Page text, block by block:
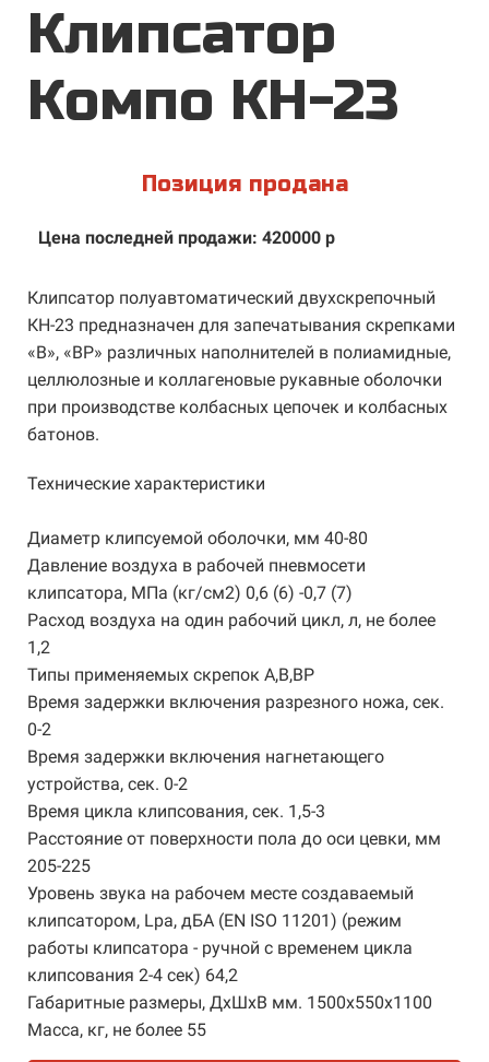
Клипсатор
Компо КН-23
Позиция продана
Цена последней продажи: 420000 р
Клипсатор полуавтоматический двухскрепочный
КН-23 предназначен для запечатывания скрепками
«В», «ВР» различных наполнителей в полиамидные,
целлюлозные и коллагеновые рукавные оболочки
при производстве колбасных цепочек и колбасных
батонов.
Технические характеристики
Диаметр клипсуемой оболочки, мм 40-80
Давление воздуха в рабочей пневмосети
клипсатора, МПа (кг/см2) 0,6 (6) -0,7 (7)
Расход воздуха на один рабочий цикл, л, не более
1,2
Типы применяемых скрепок A,B,ВР
Время задержки включения разрезного ножа, сек.
0-2
Время задержки включения нагнетающего
устройства, сек. 0-2
Время цикла клипсования, сек. 1,5-3
Расстояние от поверхности пола до оси цевки, мм
205-225
Уровень звука на рабочем месте создаваемый
клипсатором, Lpa, дБА (EN ISO 11201) (режим
работы клипсатора - ручной с временем цикла
клипсования 2-4 сек) 64,2
Габаритные размеры, ДхШхВ мм. 1500х550х1100
Масса, кг, не более 55